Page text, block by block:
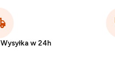
Wysyłka w 24h